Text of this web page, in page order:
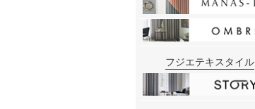
フジエテキスタイル